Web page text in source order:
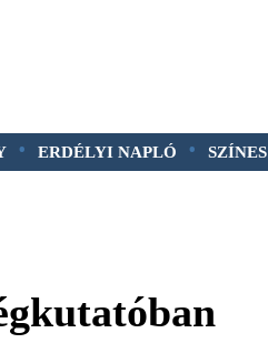
• ERDÉLYI NAPLÓ • SZÍNES